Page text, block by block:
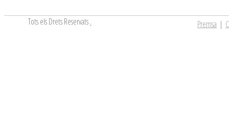
Tots els Drets Reservats. Premsa |